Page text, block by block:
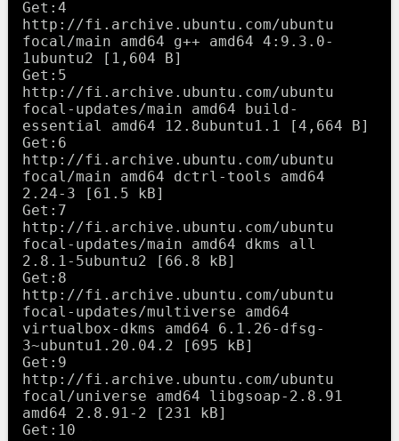
Get:4
http://fi.archive.ubuntu.com/ubuntu
focal/main amd64 g++ amd64 4:9.3.0-
1ubuntu2 [1,604 B]
Get:5
http://fi.archive.ubuntu.com/ubuntu
focal-updates/main amd64 build-
essential amd64 12.8ubuntu1.1 [4,664 B]
Get:6
http://fi.archive.ubuntu.com/ubuntu
focal/main amd64 dctrl-tools amd64
2.24-3 [61.5 kB]
Get:7
http://fi.archive.ubuntu.com/ubuntu
focal-updates/main amd64 dkms all
2.8.1-5ubuntu2 [66.8 kB]
Get:8
http://fi.archive.ubuntu.com/ubuntu
focal-updates/multiverse amd64
virtualbox-dkms amd64 6.1.26-dfsg-
3~ubuntu1.20.04.2 [695 kB]
Get:9
http://fi.archive.ubuntu.com/ubuntu
focal/universe amd64 libgsoap-2.8.91
amd64 2.8.91-2 [231 kB]
Get:10